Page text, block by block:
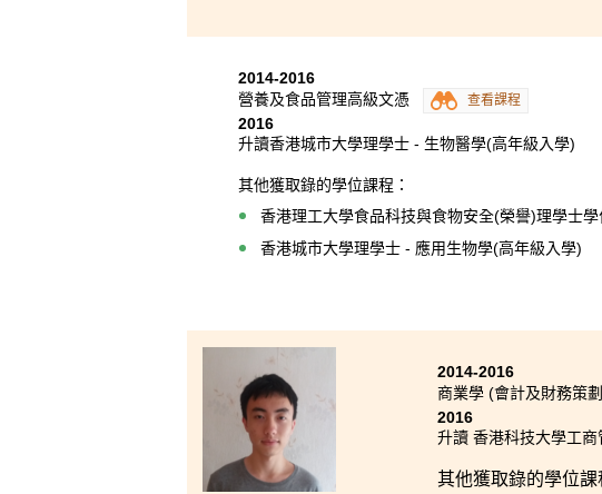
2014-2016
營養及食品管理高級文憑
查看課程
2016
升讀香港城市大學理學士 - 生物醫學(高年級入學)
其他獲取錄的學位課程：
香港理工大學食品科技與食物安全(榮譽)理學士
香港城市大學理學士 - 應用生物學(高年級入學)
2014-2016
商業學 (會計及財務策
2016
升讀 香港科技大學工
其他獲取錄的學位課